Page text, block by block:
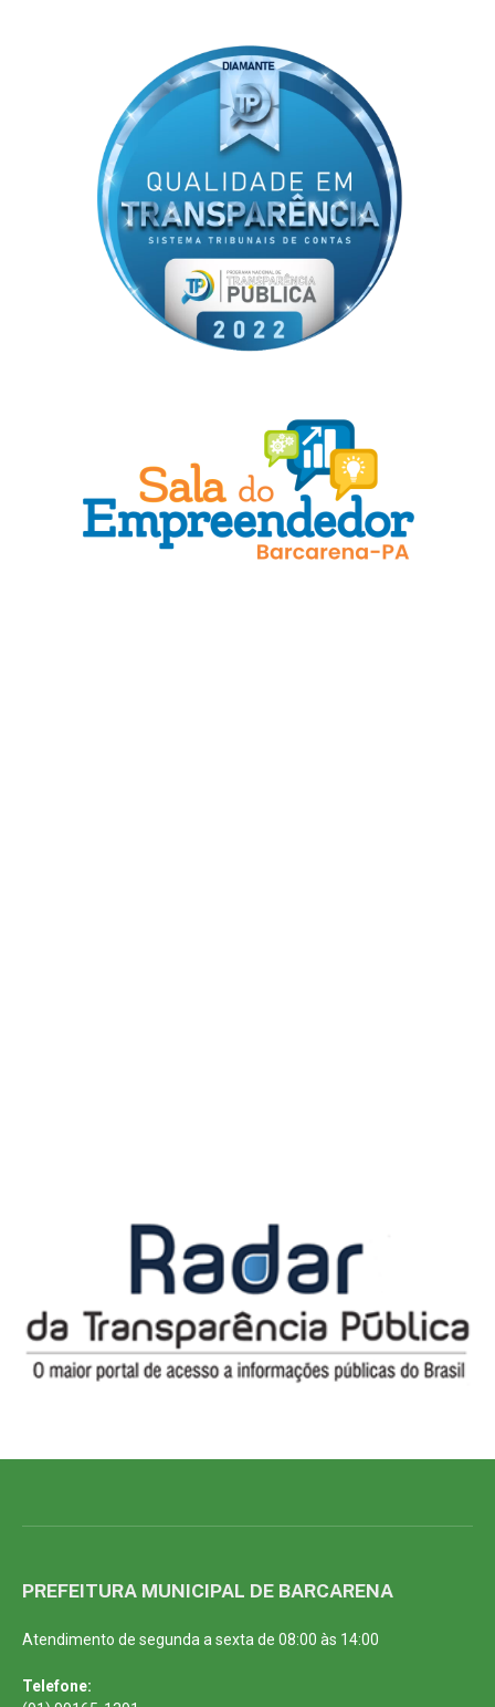
PREFEITURA MUNICIPAL DE BARCARENA
Atendimento de segunda a sexta de 08:00 às 14:00
Telefone: